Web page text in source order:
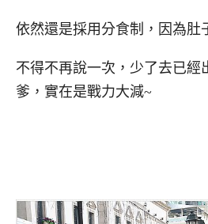
依然還是採用分食制，因為肚
不得不再說一次，少了去已經
爹，實在是戰力大減~